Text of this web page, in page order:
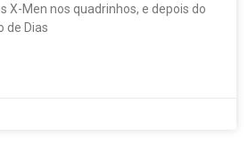
X-Men nos quadrinhos, e depois do
de Dias